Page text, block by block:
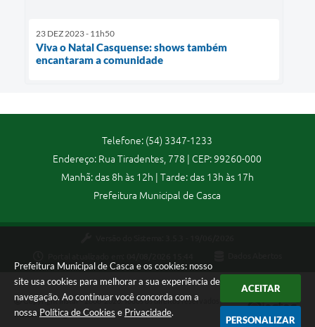
Prefeitura Municipal de Casca e os cookies: nosso
site usa cookies para melhorar a sua experiência de
navegação. Ao continuar você concorda com a
nossa Política de Cookies e Privacidade.
ACEITAR
PERSONALIZAR
23 DEZ 2023 - 11h50
Viva o Natal Casquense: shows também
encantaram a comunidade
Telefone: (54) 3347-1233
Endereço: Rua Tiradentes, 778 | CEP: 99260-000
Manhã: das 8h às 12h | Tarde: das 13h às 17h
Prefeitura Municipal de Casca
Copyright Instar - 2006-2026. Todos os direitos reservados -
Instar Tecnologia